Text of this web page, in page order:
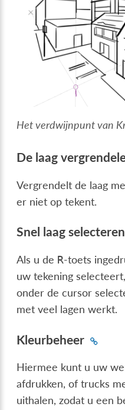
Het verdwijnpunt van
De laag
Vergrendelt de laag
er niet op tekent.
Snel laag selecteren
Als u de R-toets
uw tekening
onder de cursor
met veel lagen werkt.
Kleurbeheer
Hiermee kunt u uw
afdrukken, of trucks
uithalen, zodat u een